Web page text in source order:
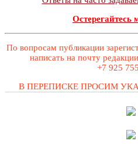
По вопросам публикации
написать на почту
+7 925
В ПЕРЕПИСКЕ ПРОСИМ